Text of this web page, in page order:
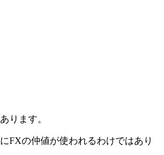
ります。
FXの仲値が使われるわけではあり